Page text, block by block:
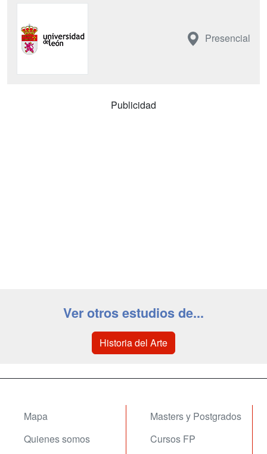
Presencial
Publicidad
Ver otros estudios de...
Historia del Arte
Mapa
Quienes somos
Masters y Postgrados
Cursos FP